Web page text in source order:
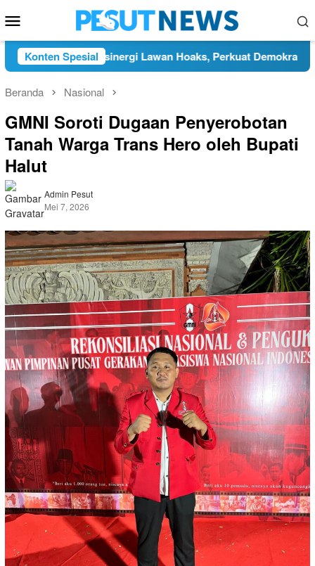
ke
Mobile
Konten Spesial
Bersinergi Lawan Hoaks, Perkuat Demokrasi Jelang
Beranda Nasional
GMNI Soroti Dugaan Penyerobotan
Tanah Warga Trans Hero oleh Bupati
Halut
Admin Pesut
Mei 7, 2026